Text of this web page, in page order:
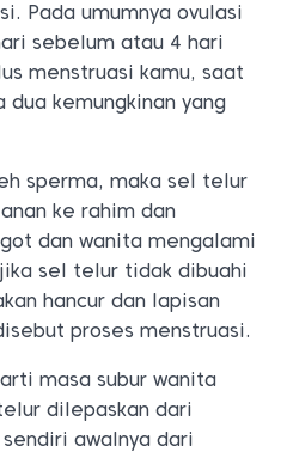
Pada umumnya ovulasi
sebelum atau 4 hari
menstruasi kamu, saat
kemungkinan yang
sperma, maka sel telur
ke rahim dan
dan wanita mengalami
sel telur tidak dibuahi
hancur dan lapisan
proses menstruasi.
masa subur wanita
dilepaskan dari
awalnya dari